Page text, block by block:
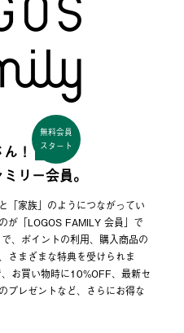
！
無料会員
スタート
リー会員。
「家族」のようにつながってい
が「LOGOS FAMILY 会員」で
、ポイントの利用、購入商品の
さまざまな特典を受けられま
お買い物時に10%OFF、最新セ
プレゼントなど、さらにお得な